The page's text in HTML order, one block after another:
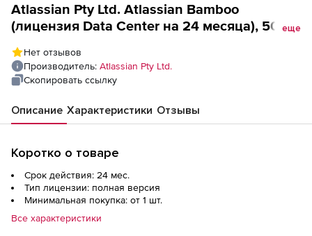
Atlassian Pty Ltd. Atlassian Bamboo
(лицензия Data Center на 24 месяца), 500
еще
Нет отзывов
Производитель: Atlassian Pty Ltd.
Скопировать ссылку
Описание Характеристики Отзывы
Коротко о товаре
Срок действия: 24 мес.
Тип лицензии: полная версия
Минимальная покупка: от 1 шт.
Все характеристики